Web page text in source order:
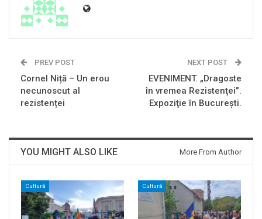
PREV POST
Cornel Niță – Un erou
necunoscut al
rezistenței
NEXT POST
EVENIMENT. „Dragoste
în vremea Rezistenţei”.
Expoziţie în Bucureşti.
YOU MIGHT ALSO LIKE More From Author
Cultură Cultură